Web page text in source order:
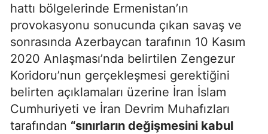
hattı bölgelerinde Ermenistan’ın
provokasyonu sonucunda çıkan savaş ve
sonrasında Azerbaycan tarafının 10 Kasım
2020 Anlaşması’nda belirtilen Zengezur
Koridoru’nun gerçekleşmesi gerektiğini
belirten açıklamaları üzerine İran İslam
Cumhuriyeti ve İran Devrim Muhafızları
tarafından “sınırların değişmesini kabul